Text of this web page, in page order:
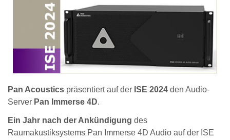
Pan Acoustics präsentiert auf der ISE 2024 den Audio-
Server Pan Immerse 4D.
Ein Jahr nach der Ankündigung des
Raumakustiksystems Pan Immerse 4D Audio auf der ISE